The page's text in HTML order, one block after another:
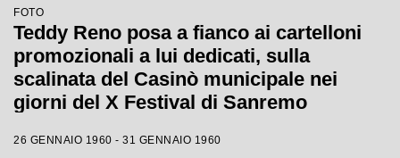
FOTO
Teddy Reno posa a fianco ai cartelloni
promozionali a lui dedicati, sulla
scalinata del Casinò municipale nei
giorni del X Festival di Sanremo
26 GENNAIO 1960 - 31 GENNAIO 1960